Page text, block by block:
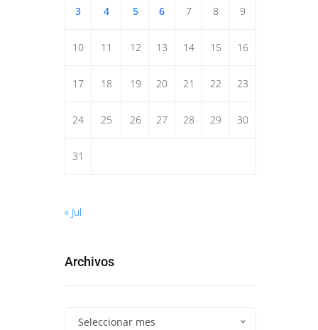
3 4 5 6 7 8 9
10 11 12 13 14 15 16
17 18 19 20 21 22 23
24 25 26 27 28 29 30
31
« Jul
Archivos
Seleccionar mes